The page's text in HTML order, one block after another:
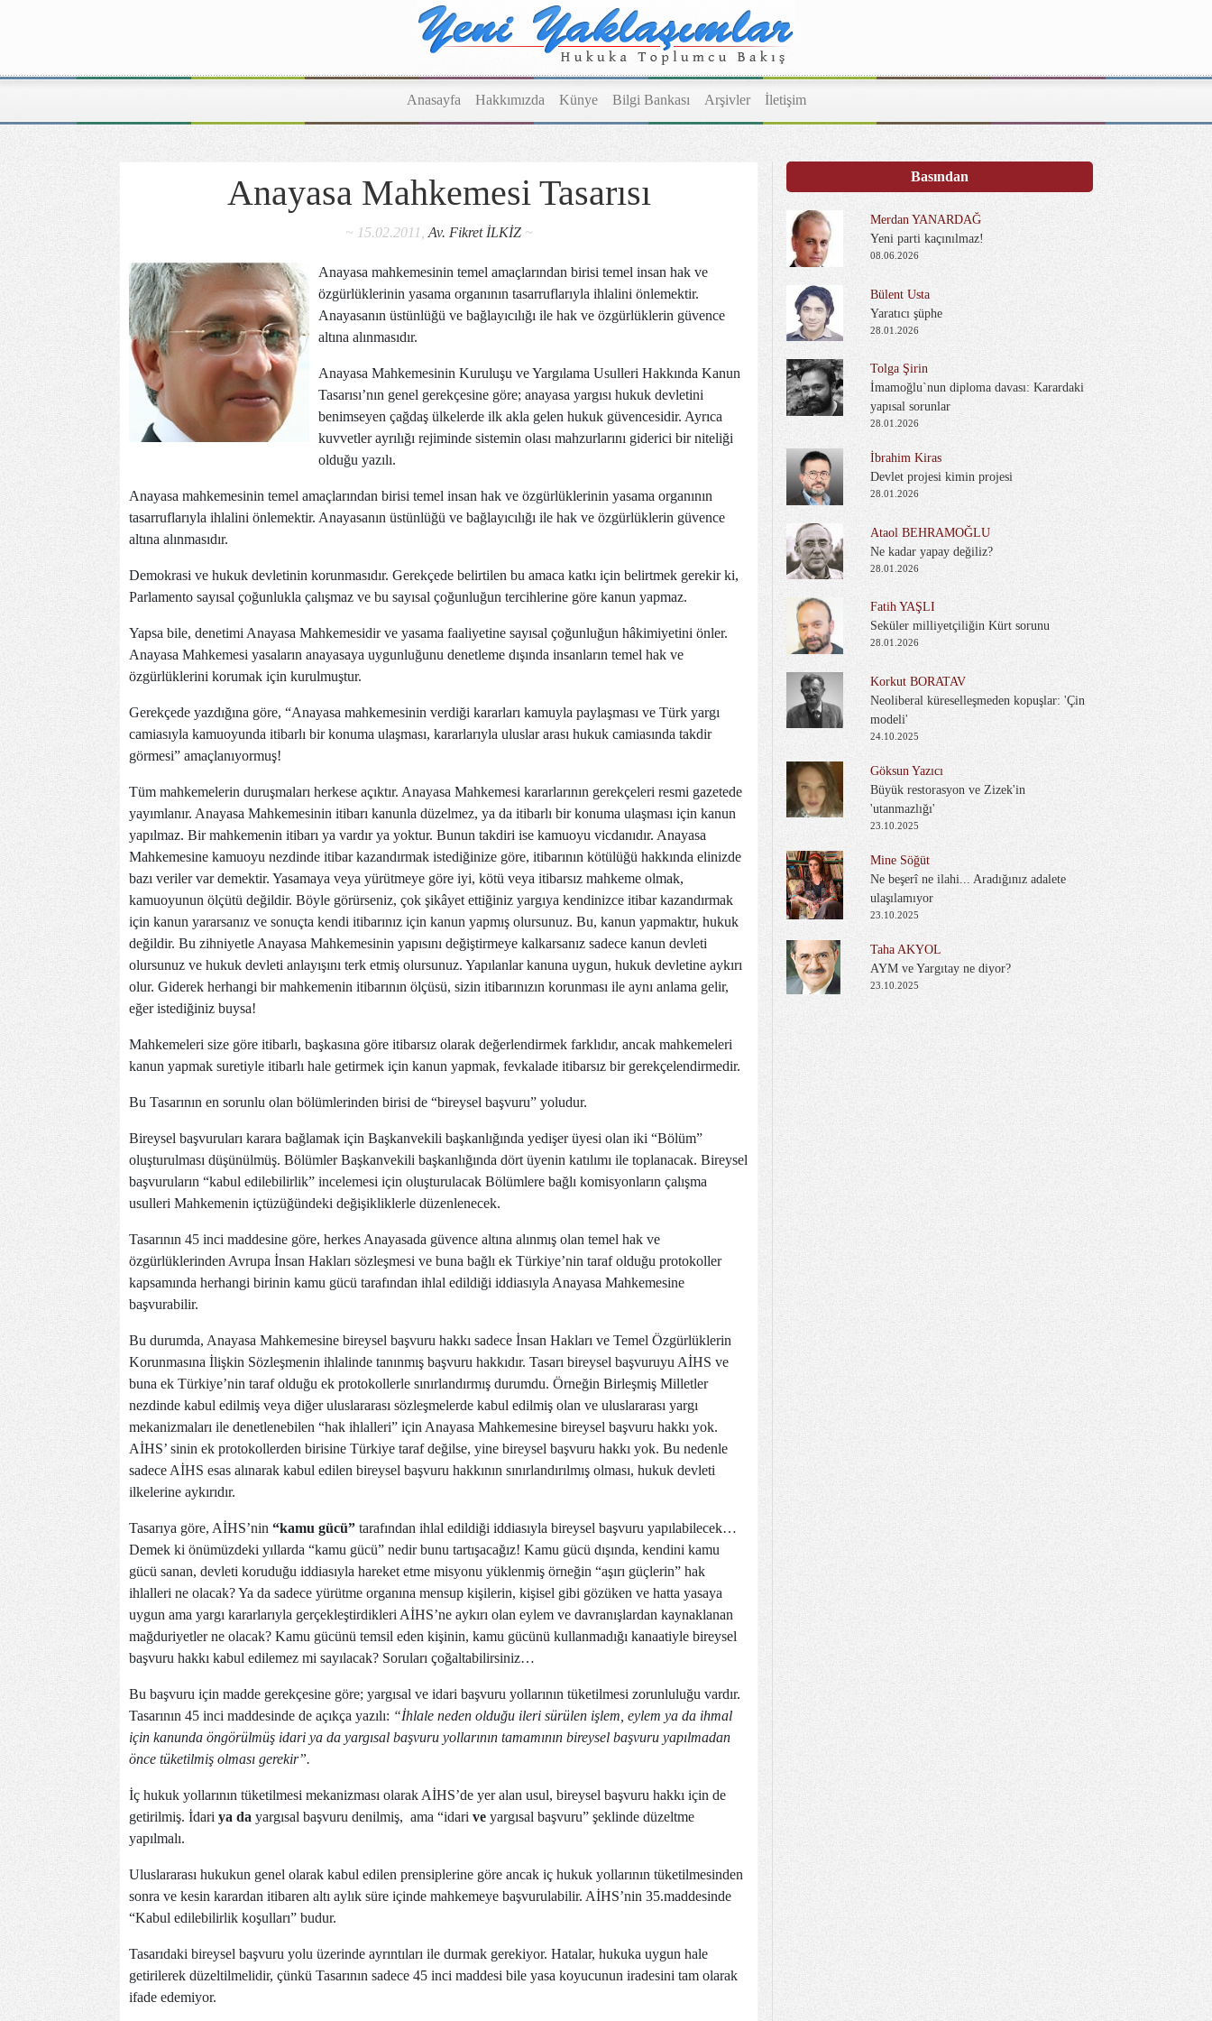
Anasayfa Hakkımızda Künye Bilgi Bankası Arşivler İletişim
Anayasa Mahkemesi Tasarısı
~ 15.02.2011, Av. Fikret İLKİZ~
Anayasa mahkemesinin temel amaçlarından birisi temel insan hak ve
özgürlüklerinin yasama organının tasarruflarıyla ihlalini önlemektir.
Anayasanın üstünlüğü ve bağlayıcılığı ile hak ve özgürlüklerin güvence
altına alınmasıdır.
Anayasa Mahkemesinin Kuruluşu ve Yargılama Usulleri Hakkında Kanun
Tasarısı’nın genel gerekçesine göre; anayasa yargısı hukuk devletini
benimseyen çağdaş ülkelerde ilk akla gelen hukuk güvencesidir. Ayrıca
kuvvetler ayrılığı rejiminde sistemin olası mahzurlarını giderici bir niteliği
olduğu yazılı.
Anayasa mahkemesinin temel amaçlarından birisi temel insan hak ve özgürlüklerinin yasama organının
tasarruflarıyla ihlalini önlemektir. Anayasanın üstünlüğü ve bağlayıcılığı ile hak ve özgürlüklerin güvence
altına alınmasıdır.
Demokrasi ve hukuk devletinin korunmasıdır. Gerekçede belirtilen bu amaca katkı için belirtmek gerekir ki,
Parlamento sayısal çoğunlukla çalışmaz ve bu sayısal çoğunluğun tercihlerine göre kanun yapmaz.
Yapsa bile, denetimi Anayasa Mahkemesidir ve yasama faaliyetine sayısal çoğunluğun hâkimiyetini önler.
Anayasa Mahkemesi yasaların anayasaya uygunluğunu denetleme dışında insanların temel hak ve
özgürlüklerini korumak için kurulmuştur.
Gerekçede yazdığına göre, “Anayasa mahkemesinin verdiği kararları kamuyla paylaşması ve Türk yargı
camiasıyla kamuoyunda itibarlı bir konuma ulaşması, kararlarıyla uluslar arası hukuk camiasında takdir
görmesi” amaçlanıyormuş!
Tüm mahkemelerin duruşmaları herkese açıktır. Anayasa Mahkemesi kararlarının gerekçeleri resmi gazetede
yayımlanır. Anayasa Mahkemesinin itibarı kanunla düzelmez, ya da itibarlı bir konuma ulaşması için kanun
yapılmaz. Bir mahkemenin itibarı ya vardır ya yoktur. Bunun takdiri ise kamuoyu vicdanıdır. Anayasa
Mahkemesine kamuoyu nezdinde itibar kazandırmak istediğinize göre, itibarının kötülüğü hakkında elinizde
bazı veriler var demektir. Yasamaya veya yürütmeye göre iyi, kötü veya itibarsız mahkeme olmak,
kamuoyunun ölçütü değildir. Böyle görürseniz, çok şikâyet ettiğiniz yargıya kendinizce itibar kazandırmak
için kanun yararsanız ve sonuçta kendi itibarınız için kanun yapmış olursunuz. Bu, kanun yapmaktır, hukuk
değildir. Bu zihniyetle Anayasa Mahkemesinin yapısını değiştirmeye kalkarsanız sadece kanun devleti
olursunuz ve hukuk devleti anlayışını terk etmiş olursunuz. Yapılanlar kanuna uygun, hukuk devletine aykırı
olur. Giderek herhangi bir mahkemenin itibarının ölçüsü, sizin itibarınızın korunması ile aynı anlama gelir,
eğer istediğiniz buysa!
Mahkemeleri size göre itibarlı, başkasına göre itibarsız olarak değerlendirmek farklıdır, ancak mahkemeleri
kanun yapmak suretiyle itibarlı hale getirmek için kanun yapmak, fevkalade itibarsız bir gerekçelendirmedir.
Bu Tasarının en sorunlu olan bölümlerinden birisi de “bireysel başvuru” yoludur.
Bireysel başvuruları karara bağlamak için Başkanvekili başkanlığında yedişer üyesi olan iki “Bölüm”
oluşturulması düşünülmüş. Bölümler Başkanvekili başkanlığında dört üyenin katılımı ile toplanacak. Bireysel
başvuruların “kabul edilebilirlik” incelemesi için oluşturulacak Bölümlere bağlı komisyonların çalışma
usulleri Mahkemenin içtüzüğündeki değişikliklerle düzenlenecek.
Tasarının 45 inci maddesine göre, herkes Anayasada güvence altına alınmış olan temel hak ve
özgürlüklerinden Avrupa İnsan Hakları sözleşmesi ve buna bağlı ek Türkiye’nin taraf olduğu protokoller
kapsamında herhangi birinin kamu gücü tarafından ihlal edildiği iddiasıyla Anayasa Mahkemesine
başvurabilir.
Bu durumda, Anayasa Mahkemesine bireysel başvuru hakkı sadece İnsan Hakları ve Temel Özgürlüklerin
Korunmasına İlişkin Sözleşmenin ihlalinde tanınmış başvuru hakkıdır. Tasarı bireysel başvuruyu AİHS ve
buna ek Türkiye’nin taraf olduğu ek protokollerle sınırlandırmış durumdu. Örneğin Birleşmiş Milletler
nezdinde kabul edilmiş veya diğer uluslararası sözleşmelerde kabul edilmiş olan ve uluslararası yargı
mekanizmaları ile denetlenebilen “hak ihlalleri” için Anayasa Mahkemesine bireysel başvuru hakkı yok.
AİHS’ sinin ek protokollerden birisine Türkiye taraf değilse, yine bireysel başvuru hakkı yok. Bu nedenle
sadece AİHS esas alınarak kabul edilen bireysel başvuru hakkının sınırlandırılmış olması, hukuk devleti
ilkelerine aykırıdır.
Tasarıya göre, AİHS’nin “kamu gücü” tarafından ihlal edildiği iddiasıyla bireysel başvuru yapılabilecek…
Demek ki önümüzdeki yıllarda “kamu gücü” nedir bunu tartışacağız! Kamu gücü dışında, kendini kamu
gücü sanan, devleti koruduğu iddiasıyla hareket etme misyonu yüklenmiş örneğin “aşırı güçlerin” hak
ihlalleri ne olacak? Ya da sadece yürütme organına mensup kişilerin, kişisel gibi gözüken ve hatta yasaya
uygun ama yargı kararlarıyla gerçekleştirdikleri AİHS’ne aykırı olan eylem ve davranışlardan kaynaklanan
mağduriyetler ne olacak? Kamu gücünü temsil eden kişinin, kamu gücünü kullanmadığı kanaatiyle bireysel
başvuru hakkı kabul edilemez mi sayılacak? Soruları çoğaltabilirsiniz…
Bu başvuru için madde gerekçesine göre; yargısal ve idari başvuru yollarının tüketilmesi zorunluluğu vardır.
Tasarının 45 inci maddesinde de açıkça yazılı: “İhlale neden olduğu ileri sürülen işlem, eylem ya da ihmal
için kanunda öngörülmüş idari ya da yargısal başvuru yollarının tamamının bireysel başvuru yapılmadan
önce tüketilmiş olması gerekir”.
İç hukuk yollarının tüketilmesi mekanizması olarak AİHS’de yer alan usul, bireysel başvuru hakkı için de
getirilmiş. İdari ya da yargısal başvuru denilmiş, ama “idari ve yargısal başvuru” şeklinde düzeltme
yapılmalı.
Uluslararası hukukun genel olarak kabul edilen prensiplerine göre ancak iç hukuk yollarının tüketilmesinden
sonra ve kesin karardan itibaren altı aylık süre içinde mahkemeye başvurulabilir. AİHS’nin 35.maddesinde
“Kabul edilebilirlik koşulları” budur.
Tasarıdaki bireysel başvuru yolu üzerinde ayrıntıları ile durmak gerekiyor. Hatalar, hukuka uygun hale
getirilerek düzeltilmelidir, çünkü Tasarının sadece 45 inci maddesi bile yasa koyucunun iradesini tam olarak
ifade edemiyor.
Basından
Merdan YANARDAĞ
Yeni parti kaçınılmaz!
08.06.2026
Bülent Usta
Yaratıcı şüphe
28.01.2026
Tolga Şirin
İmamoğlu`nun diploma davası: Karardaki
yapısal sorunlar
28.01.2026
İbrahim Kiras
Devlet projesi kimin projesi
28.01.2026
Ataol BEHRAMOĞLU
Ne kadar yapay değiliz?
28.01.2026
Fatih YAŞLI
Seküler milliyetçiliğin Kürt sorunu
28.01.2026
Korkut BORATAV
Neoliberal küreselleşmeden kopuşlar: 'Çin
modeli'
24.10.2025
Göksun Yazıcı
Büyük restorasyon ve Zizek'in
'utanmazlığı'
23.10.2025
Mine Söğüt
Ne beşerî ne ilahi... Aradığınız adalete
ulaşılamıyor
23.10.2025
Taha AKYOL
AYM ve Yargıtay ne diyor?
23.10.2025